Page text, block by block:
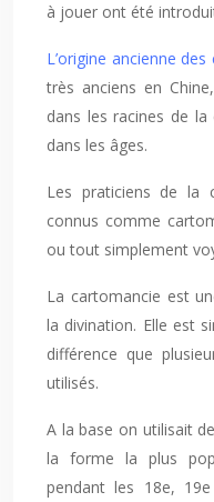
à jouer ont été
L’origine ancienne des
très anciens en
dans les racines de
dans les âges.
Les praticiens de la
connus comme
ou tout simplement
La cartomancie est
la divination. Elle est
différence que
utilisés.
A la base on utilisait
la forme la plus
pendant les 18e,